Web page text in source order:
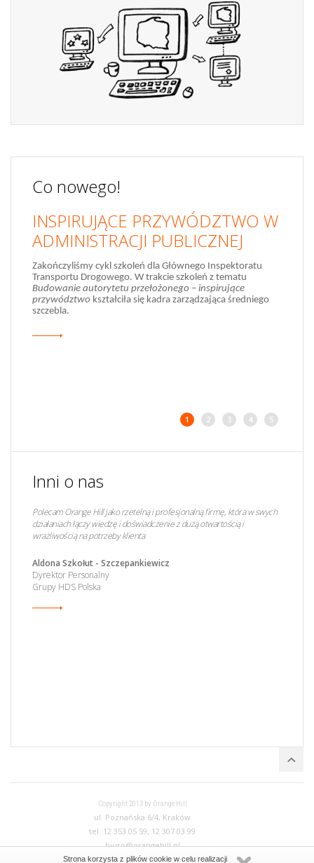
Co nowego!
INSPIRUJĄCE PRZYWÓDZTWO W
ADMINISTRACJI PUBLICZNEJ
Zakończyliśmy cykl szkoleń dla Głównego Inspektoratu
Transportu Drogowego. W trakcie szkoleń z tematu
Budowanie autorytetu przełożonego – inspirujące
przywództwo kształciła się kadra zarządzająca średniego
szczebla.
13 czerwca 2013 w Warszawie, na zaproszenie serwisu
1 2 3 4 5
Inni o nas
Polecam Orange Hill jako rzetelną i profesjonalną firmę, która w swych
działaniach łączy wiedzę i doświadczenie z dużą otwartością i
wrażliwością na potrzeby klienta
Aldona Szkołut - Szczepankiewicz
Dyrektor Personalny
Grupy HDS Polska
Copyright 2013 by Orange Hill
ul. Poznańska 6/4, Kraków
tel. 12 353 05 59, 12 307 03 99
biuro@orangehill.pl
Polityka prywatności
Strona korzysta z plików cookie w celu realizacji